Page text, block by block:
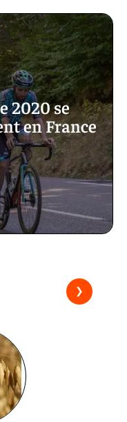
2020 se
en France